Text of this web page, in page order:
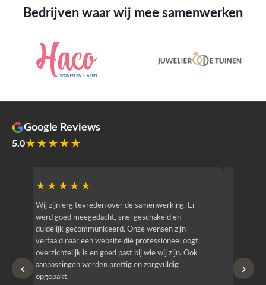
Bedrijven waar wij mee samenwerken
Google Reviews
5.0★★★★★
‹
★★★★★
Wij zijn erg tevreden over de samenwerking. Er
werd goed meegedacht, snel geschakeld en
duidelijk gecommuniceerd. Onze wensen zijn
vertaald naar een website die professioneel oogt,
overzichtelijk is en goed past bij wie wij zijn. Ook
aanpassingen werden prettig en zorgvuldig
opgepakt.
›